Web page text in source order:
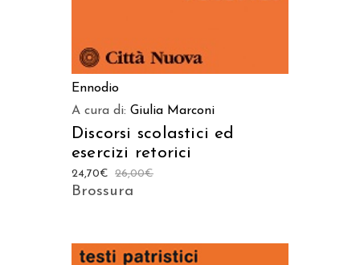
Ennodio
A cura di: Giulia Marconi
Discorsi scolastici ed
esercizi retorici
26,00€
24,70€
Brossura